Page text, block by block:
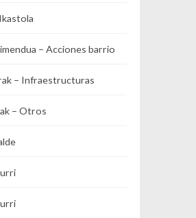
– Acciones barrio
– Infraestructuras
– Otros